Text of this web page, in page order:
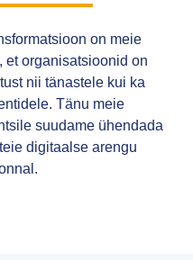
on meie
et organisatsioonid on
nii tänastele kui ka
Tänu meie
suudame ühendada
digitaalse arengu